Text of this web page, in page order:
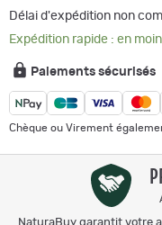
Délai d'expédition non
Expédition rapide : en
Paiements sécurisés
Chèque ou Virement
NaturaBuy garantit votre